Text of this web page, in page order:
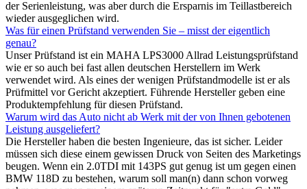
der Serienleistung, was aber durch die Ersparnis im Teillastbereich
wieder ausgeglichen wird.
Was für einen Prüfstand verwenden Sie – misst der eigentlich
genau?
Unser Prüfstand ist ein MAHA LPS3000 Allrad Leistungsprüfstand
wie er so auch bei fast allen deutschen Herstellern im Werk
verwendet wird. Als eines der wenigen Prüfstandmodelle ist er als
Prüfmittel vor Gericht akzeptiert. Führende Hersteller geben eine
Produktempfehlung für diesen Prüfstand.
Warum wird das Auto nicht ab Werk mit der von Ihnen gebotenen
Leistung ausgeliefert?
Die Hersteller haben die besten Ingenieure, das ist sicher. Leider
müssen sich diese einem gewissen Druck von Seiten des Marketings
beugen. Wenn ein 2.0TDI mit 143PS gut genug ist um gegen einen
BMW 118D zu bestehen, warum soll man(n) dann schon vorweg